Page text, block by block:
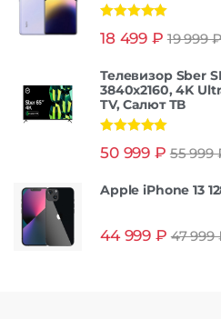
из 5
18 499 ₽ 19 999₽
Телевизор Sber
3840x2160, 4K
TV, Салют ТВ
из 5
50 999 ₽ 55 999
Apple iPhone 13
44 999 ₽ 47 999